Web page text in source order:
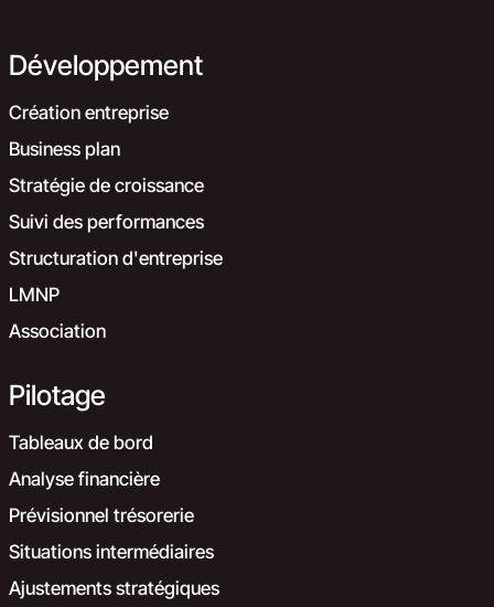
Développement
Création entreprise
Business plan
Stratégie de croissance
Suivi des performances
Structuration d'entreprise
LMNP
Association
Pilotage
Tableaux de bord
Analyse financière
Prévisionnel trésorerie
Situations intermédiaires
Ajustements stratégiques